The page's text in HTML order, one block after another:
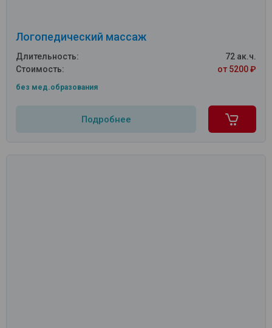
Логопедический массаж
Длительность:
72 ак.ч.
Стоимость:
от 5200 ₽
без мед.образования
Подробнее